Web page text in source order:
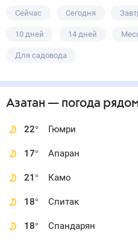
Сейчас Сегодня
10 дней 14 дней
Для садовода
Азатан — погода
22° Гюмри
17° Апаран
21° Камо
18° Спитак
18° Спандарян